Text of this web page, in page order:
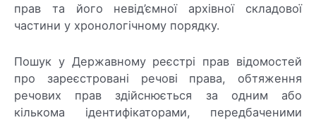
прав та його невід’ємної архівної складової
частини у хронологічному порядку.
Пошук у Державному реєстрі прав відомостей
про зареєстровані речові права, обтяження
речових прав здійснюється за одним або
кількома ідентифікаторами, передбаченими